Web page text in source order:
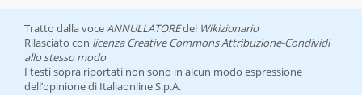
Tratto dalla voceANNULLATOREdel Wikizionario
Rilasciato con licenza Creative Commons Attribuzione-Condividi
allo stesso modo
I testi sopra riportati non sono in alcun modo espressione
dell’opinione di Italiaonline S.p.A.